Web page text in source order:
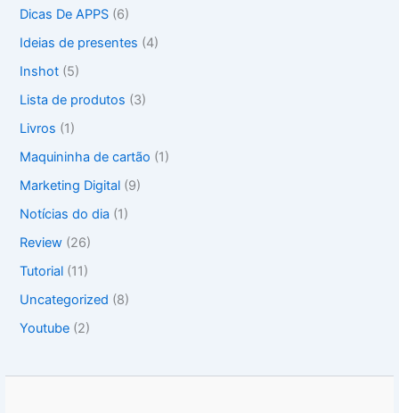
Dicas De APPS (6)
Ideias de presentes (4)
Inshot (5)
Lista de produtos (3)
Livros (1)
Maquininha de cartão (1)
Marketing Digital (9)
Notícias do dia (1)
Review (26)
Tutorial (11)
Uncategorized (8)
Youtube (2)